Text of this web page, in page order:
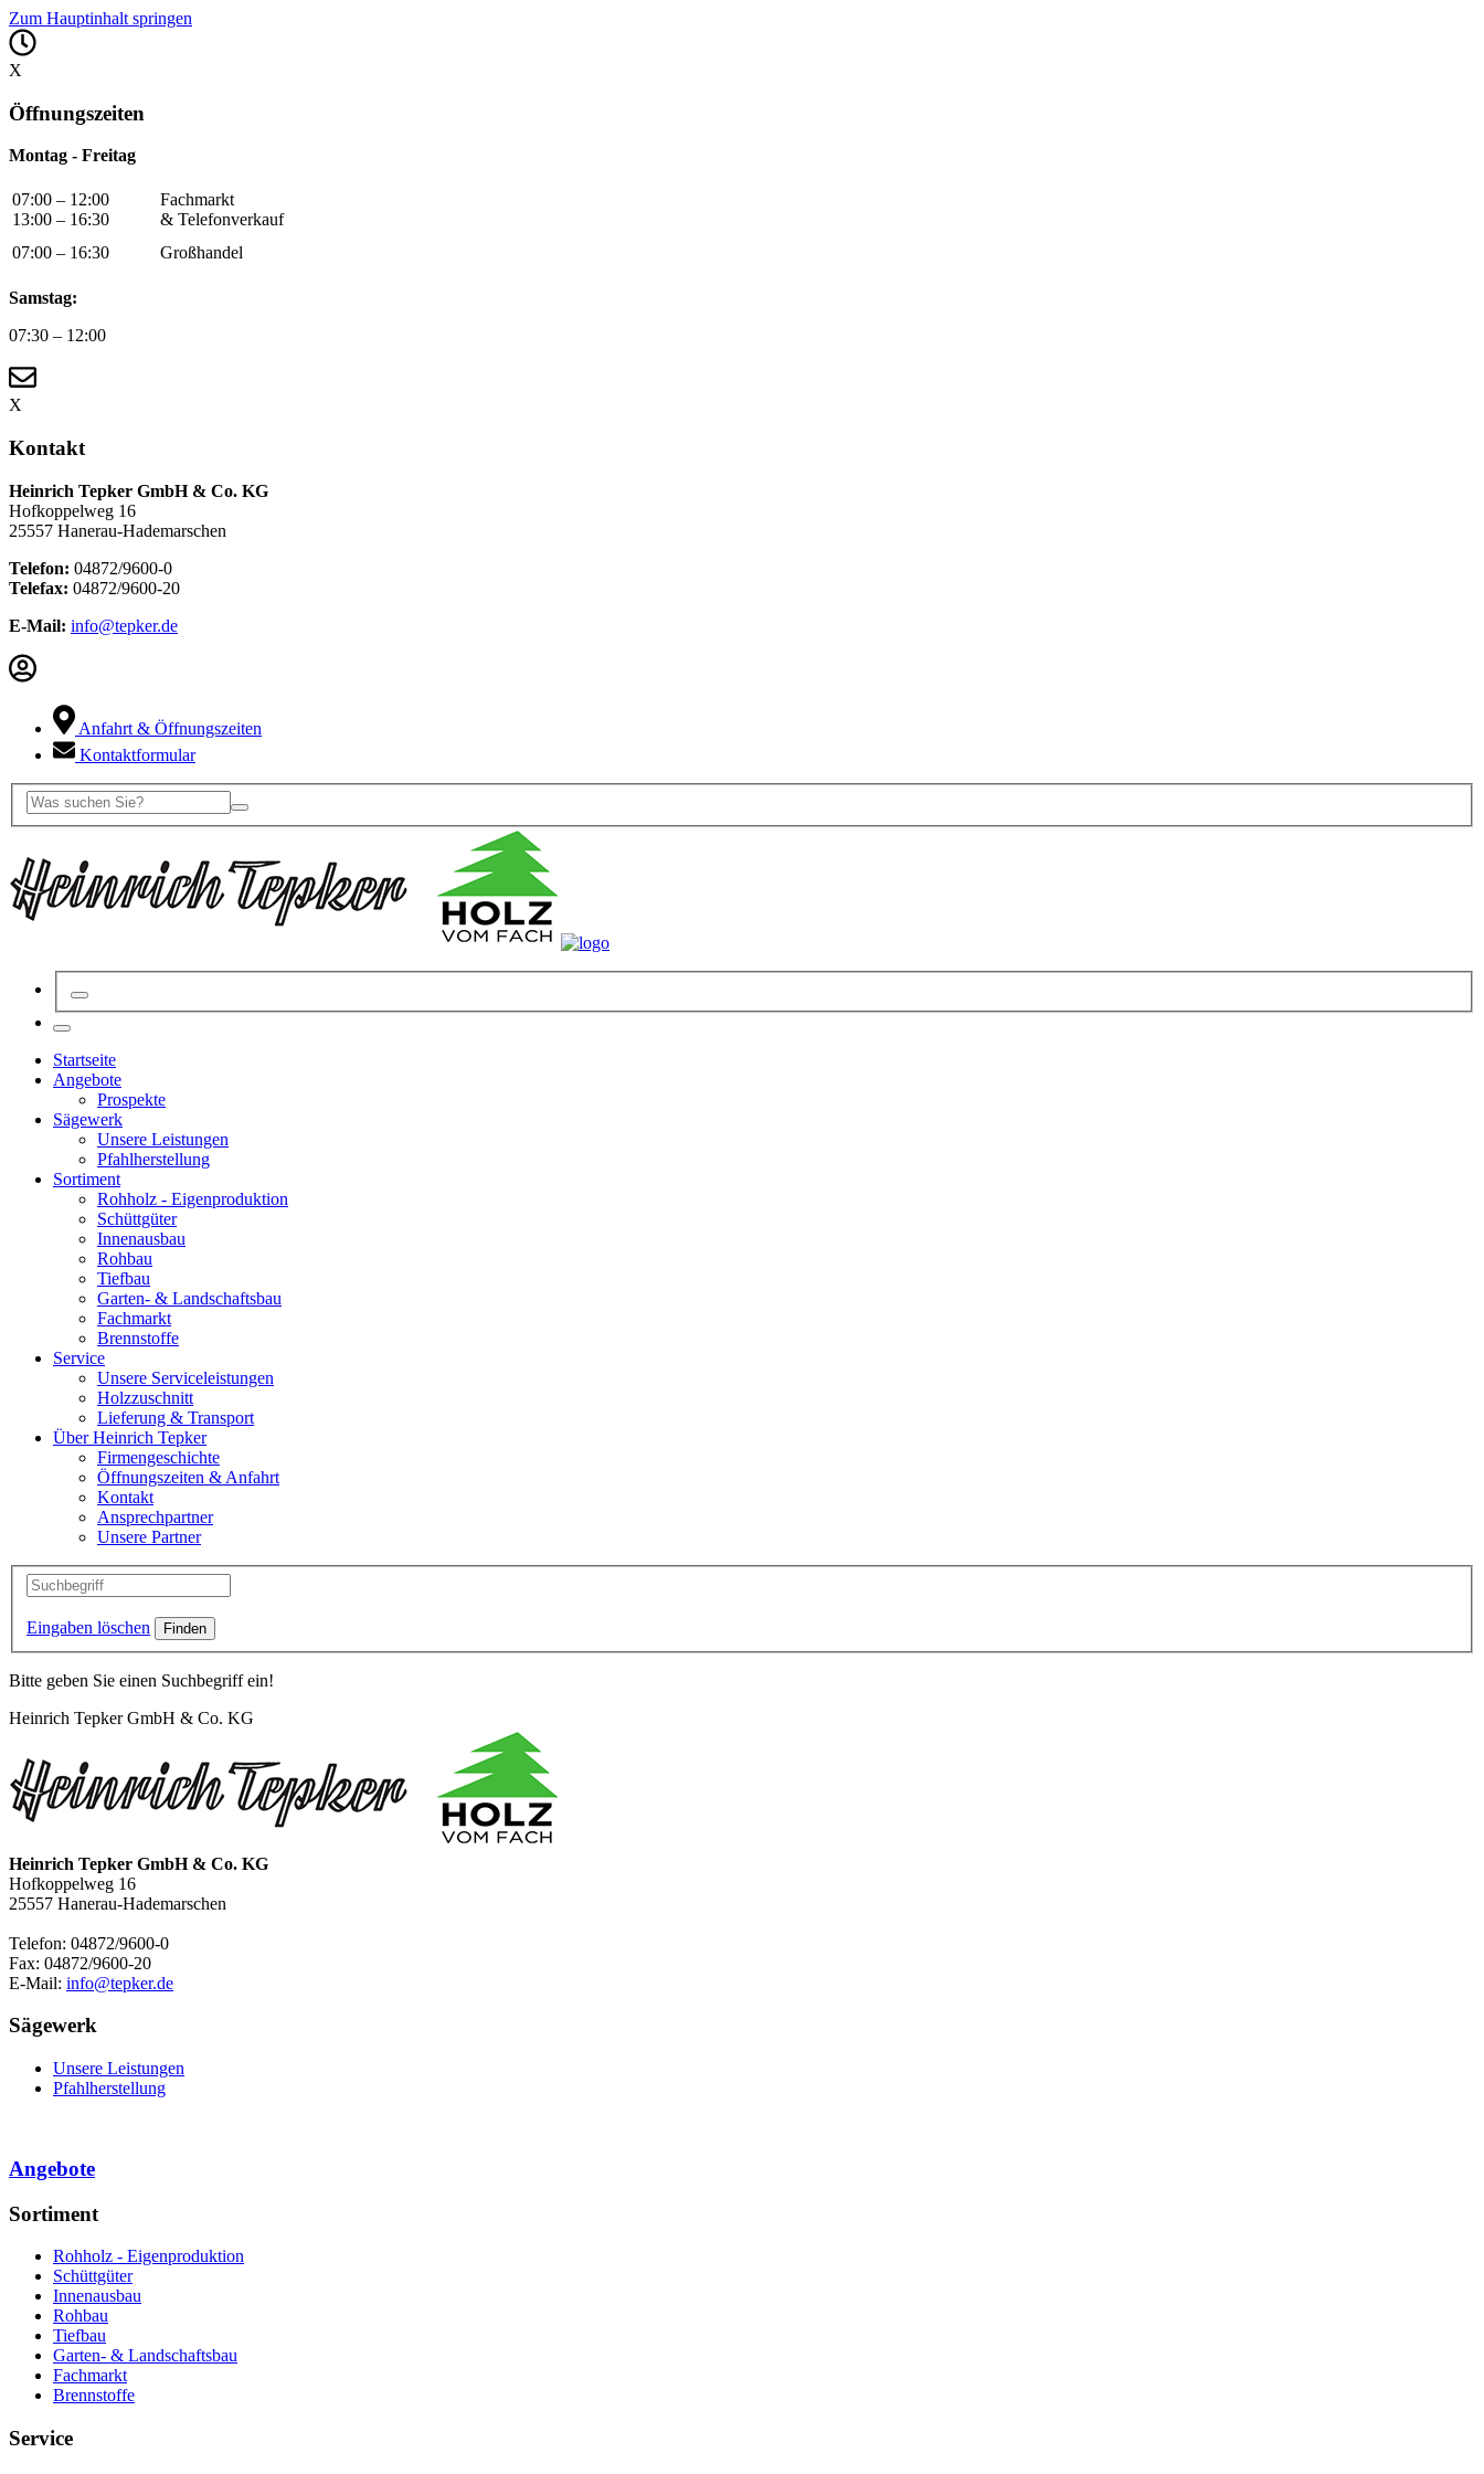
Zum Hauptinhalt springen
X
Öffnungszeiten
Montag - Freitag
07:00 – 12:00
13:00 – 16:30
Fachmarkt
& Telefonverkauf
07:00 – 16:30
Großhandel
Samstag:
07:30 – 12:00
X
Kontakt
Heinrich Tepker GmbH & Co. KG
Hofkoppelweg 16
25557 Hanerau-Hademarschen
Telefon: 04872/9600-0
Telefax: 04872/9600-20
E-Mail: info@tepker.de
Anfahrt & Öffnungszeiten
Kontaktformular
Startseite
Angebote
Prospekte
Sägewerk
Unsere Leistungen
Pfahlherstellung
Sortiment
Rohholz - Eigenproduktion
Schüttgüter
Innenausbau
Rohbau
Tiefbau
Garten- & Landschaftsbau
Fachmarkt
Brennstoffe
Service
Unsere Serviceleistungen
Holzzuschnitt
Lieferung & Transport
Über Heinrich Tepker
Firmengeschichte
Öffnungszeiten & Anfahrt
Kontakt
Ansprechpartner
Unsere Partner
Eingaben löschen
Bitte geben Sie einen Suchbegriff ein!
Heinrich Tepker GmbH & Co. KG
Heinrich Tepker GmbH & Co. KG
Hofkoppelweg 16
25557 Hanerau-Hademarschen
Telefon: 04872/9600-0
Fax: 04872/9600-20
E-Mail: info@tepker.de
Sägewerk
Unsere Leistungen
Pfahlherstellung
Angebote
Sortiment
Rohholz - Eigenproduktion
Schüttgüter
Innenausbau
Rohbau
Tiefbau
Garten- & Landschaftsbau
Fachmarkt
Brennstoffe
Service